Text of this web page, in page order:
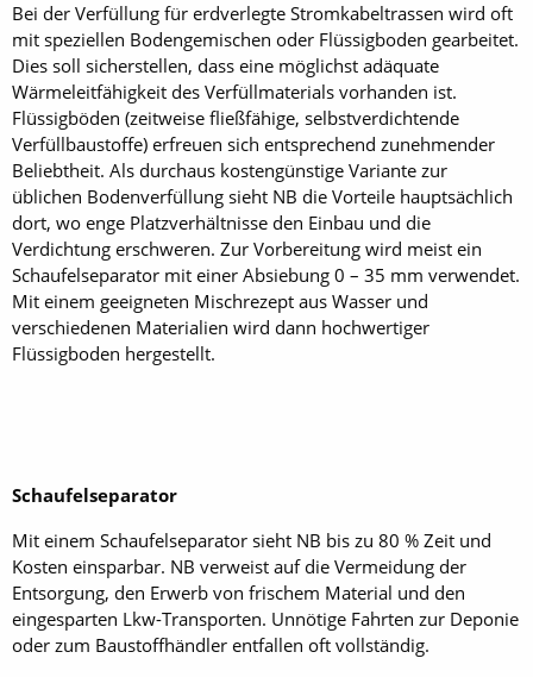
Bei der Verfüllung für erdverlegte Stromkabeltrassen wird oft
mit speziellen Bodengemischen oder Flüssigboden gearbeitet.
Dies soll sicherstellen, dass eine möglichst adäquate
Wärmeleitfähigkeit des Verfüllmaterials vorhanden ist.
Flüssigböden (zeitweise fließfähige, selbstverdichtende
Verfüllbaustoffe) erfreuen sich entsprechend zunehmender
Beliebtheit. Als durchaus kostengünstige Variante zur
üblichen Bodenverfüllung sieht NB die Vorteile hauptsächlich
dort, wo enge Platzverhältnisse den Einbau und die
Verdichtung erschweren. Zur Vorbereitung wird meist ein
Schaufelseparator mit einer Absiebung 0 – 35 mm verwendet.
Mit einem geeigneten Mischrezept aus Wasser und
verschiedenen Materialien wird dann hochwertiger
Flüssigboden hergestellt.
Schaufelseparator
Mit einem Schaufelseparator sieht NB bis zu 80 % Zeit und
Kosten einsparbar. NB verweist auf die Vermeidung der
Entsorgung, den Erwerb von frischem Material und den
eingesparten Lkw-Transporten. Unnötige Fahrten zur Deponie
oder zum Baustoffhändler entfallen oft vollständig.